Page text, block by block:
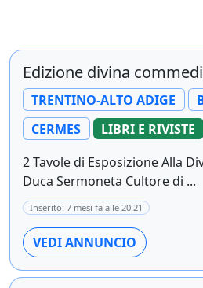
Edizione divina
TRENTINO-ALTO ADIGE
CERMES
LIBRI E RIVISTE
2 Tavole di Esposizione Alla
Duca Sermoneta Cultore di ...
Inserito: 7 mesi fa alle 20:21
VEDI ANNUNCIO